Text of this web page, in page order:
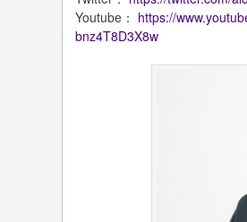
Youtube： https://
bnz4T8D3X8w